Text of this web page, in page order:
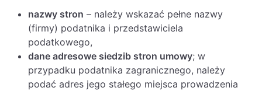
nazwy stron – należy wskazać pełne nazwy
(firmy) podatnika i przedstawiciela
podatkowego,
dane adresowe siedzib stron umowy; w
przypadku podatnika zagranicznego, należy
podać adres jego stałego miejsca prowadzenia